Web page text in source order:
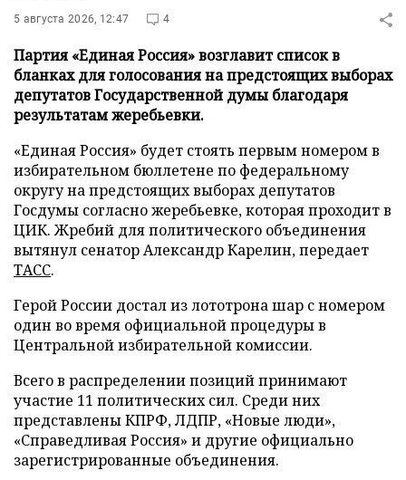
5 августа 2026, 12:47 4
Партия «Единая Россия» возглавит список в
бланках для голосования на предстоящих выборах
депутатов Государственной думы благодаря
результатам жеребьевки.
«Единая Россия» будет стоять первым номером в
избирательном бюллетене по федеральному
округу на предстоящих выборах депутатов
Госдумы согласно жеребьевке, которая проходит в
ЦИК. Жребий для политического объединения
вытянул сенатор Александр Карелин, передает
ТАСС.
Герой России достал из лототрона шар с номером
один во время официальной процедуры в
Центральной избирательной комиссии.
Всего в распределении позиций принимают
участие 11 политических сил. Среди них
представлены КПРФ, ЛДПР, «Новые люди»,
«Справедливая Россия» и другие официально
зарегистрированные объединения.